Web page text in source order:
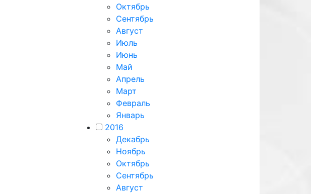
Октябрь
Сентябрь
Август
Июль
Июнь
Май
Апрель
Март
Февраль
Январь
2016
Декабрь
Ноябрь
Октябрь
Сентябрь
Август